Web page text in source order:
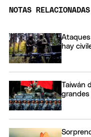
NOTAS RELACIONADAS
Ataques
hay
Taiwán
grandes